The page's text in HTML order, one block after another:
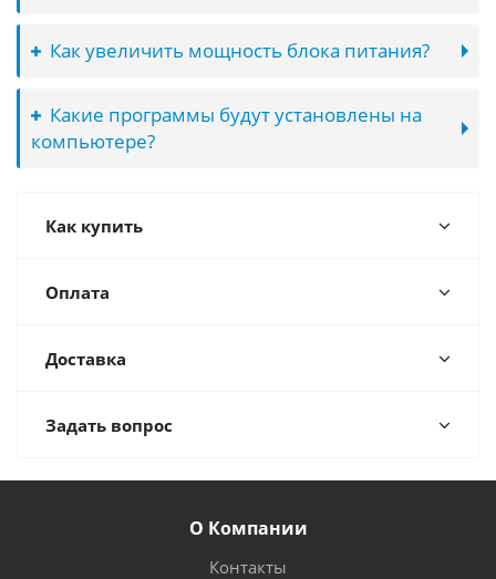
Как увеличить мощность блока питания?
Какие программы будут установлены на
компьютере?
Как купить
Оплата
Доставка
Задать вопрос
О Компании
Контакты